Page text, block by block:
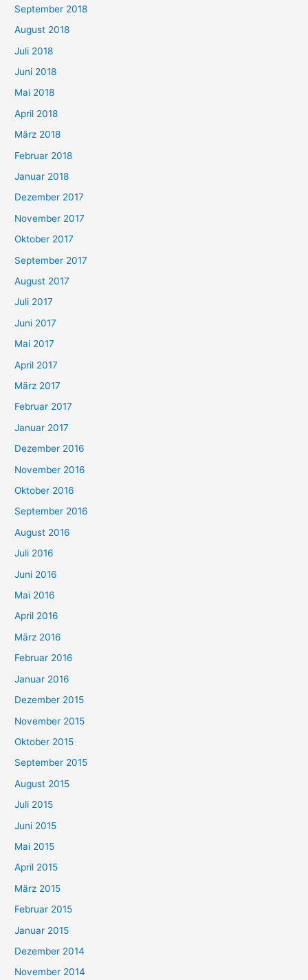
September 2018
August 2018
Juli 2018
Juni 2018
Mai 2018
April 2018
März 2018
Februar 2018
Januar 2018
Dezember 2017
November 2017
Oktober 2017
September 2017
August 2017
Juli 2017
Juni 2017
Mai 2017
April 2017
März 2017
Februar 2017
Januar 2017
Dezember 2016
November 2016
Oktober 2016
September 2016
August 2016
Juli 2016
Juni 2016
Mai 2016
April 2016
März 2016
Februar 2016
Januar 2016
Dezember 2015
November 2015
Oktober 2015
September 2015
August 2015
Juli 2015
Juni 2015
Mai 2015
April 2015
März 2015
Februar 2015
Januar 2015
Dezember 2014
November 2014